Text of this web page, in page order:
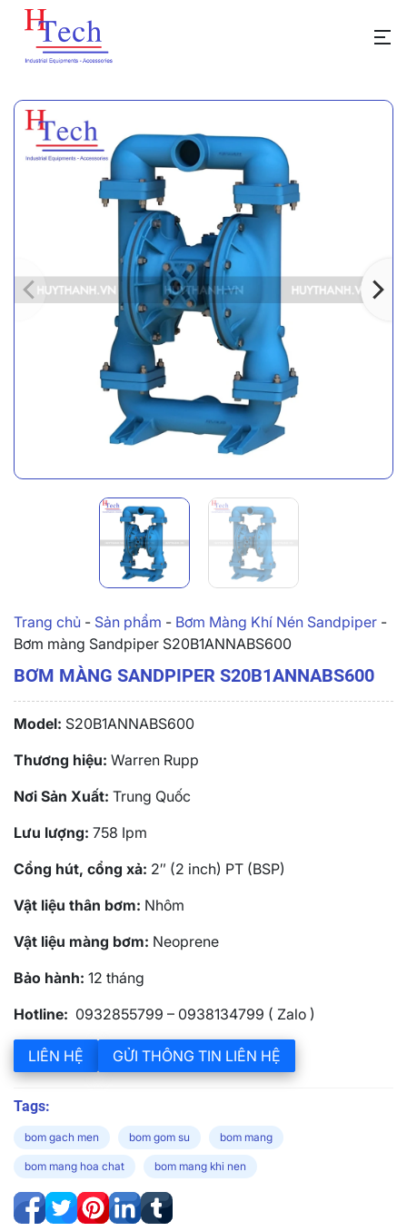
Trang chủ - Sản phẩm - Bơm Màng Khí Nén Sandpiper -
Bơm màng Sandpiper S20B1ANNABS600
BƠM MÀNG SANDPIPER S20B1ANNABS600
Model: S20B1ANNABS600
Thương hiệu: Warren Rupp
Nơi Sản Xuất: Trung Quốc
Lưu lượng: 758 Ipm
Cổng hút, cổng xả: 2″ (2 inch) PT (BSP)
Vật liệu thân bơm: Nhôm
Vật liệu màng bơm: Neoprene
Bảo hành: 12 tháng
Hotline: 0932855799 – 0938134799 ( Zalo )
LIÊN HỆ GỬI THÔNG TIN LIÊN HỆ
Tags:
bom gach men bom gom su bom mang
bom mang hoa chat bom mang khi nen